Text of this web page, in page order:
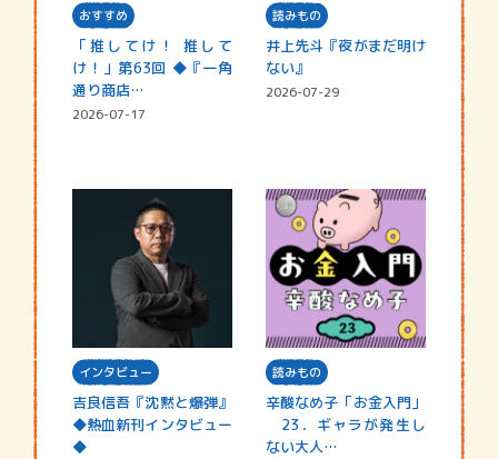
おすすめ
「推してけ！ 推して
け！」第63回 ◆『一角
通り商店…
2026-07-17
読みもの
井上先斗『夜がまだ明け
ない』
2026-07-29
インタビュー
吉良信吾『沈黙と爆弾』
◆熱血新刊インタビュー
◆
読みもの
辛酸なめ子「お金入門」
23．ギャラが発生し
ない大人…